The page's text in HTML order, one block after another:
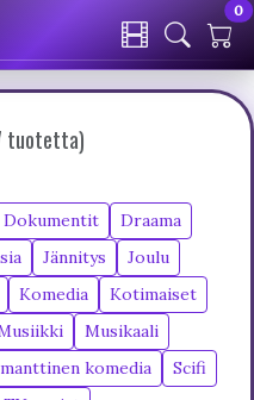
0
tuotetta)
Dokumentit
Draama
Jännitys
Joulu
Komedia
Kotimaiset
Musikaali
komedia
Scifi